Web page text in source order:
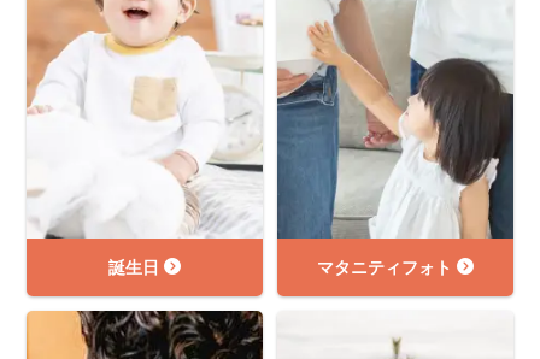
誕生日 マタニティフォト